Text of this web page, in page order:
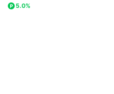
5.0%